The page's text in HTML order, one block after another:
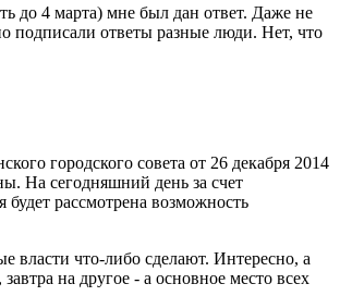
4 марта) мне был дан ответ. Даже не
подписали ответы разные люди. Нет, что
городского совета от 26 декабря 2014
На сегодняшний день за счет
рассмотрена возможность
власти что-либо сделают. Интересно, а
на другое - а основное место всех